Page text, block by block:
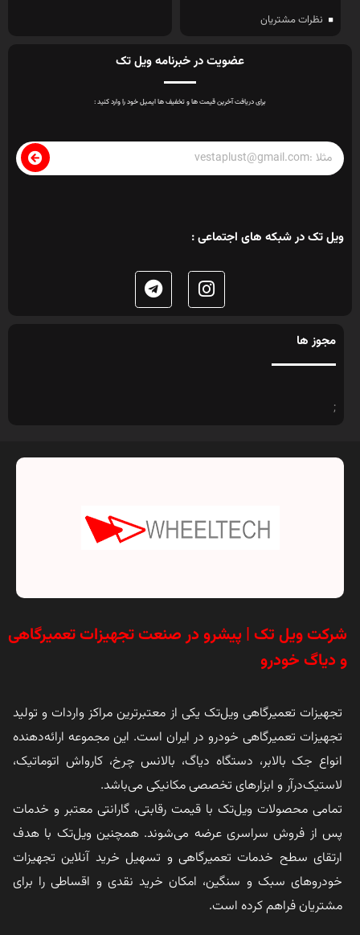
نظرات مشتریان
عضویت در خبرنامه ویل تک
برای دریافت آخرین قیمت ها و تخفیف ها ایمیل خود را وارد کنید :
ویل تک در شبکه های اجتماعی :
مجوز ها
;
شرکت ویل تک | پیشرو در صنعت تجهیزات تعمیرگاهی
و دیاگ خودرو
تجهیزات تعمیرگاهی ویل‌تک یکی از معتبرترین مراکز واردات و تولید
تجهیزات تعمیرگاهی خودرو در ایران است. این مجموعه ارائه‌دهنده
انواع جک بالابر، دستگاه دیاگ، بالانس چرخ، کارواش اتوماتیک،
لاستیک‌درآر و ابزارهای تخصصی مکانیکی می‌باشد.
تمامی محصولات ویل‌تک با قیمت رقابتی، گارانتی معتبر و خدمات
پس از فروش سراسری عرضه می‌شوند. همچنین ویل‌تک با هدف
ارتقای سطح خدمات تعمیرگاهی و تسهیل خرید آنلاین تجهیزات
خودروهای سبک و سنگین، امکان خرید نقدی و اقساطی را برای
مشتریان فراهم کرده است.